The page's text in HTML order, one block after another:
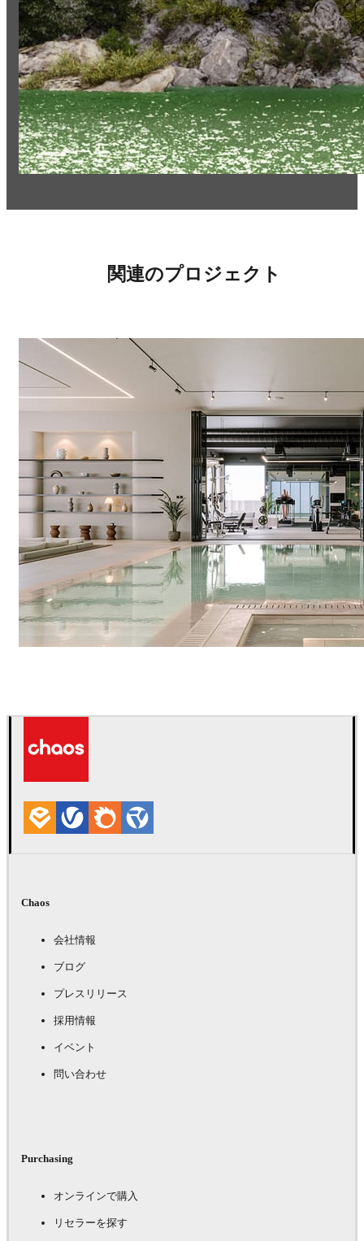
関連のプロジェクト
Chaos
会社情報
ブログ
プレスリリース
採用情報
イベント
問い合わせ
Purchasing
オンラインで購入
リセラーを探す